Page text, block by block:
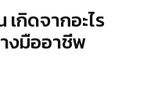
กิดจากอะไร
งมืออาชีพ